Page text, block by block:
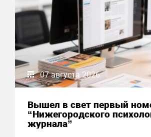
07 августа 2026
Вышел в свет первый
“Нижегородского
журнала”